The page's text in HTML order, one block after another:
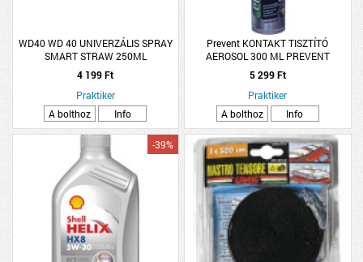
WD40 WD 40 UNIVERZÁLIS SPRAY
SMART STRAW 250ML
4 199 Ft
Praktiker
A bolthoz
Info
Prevent KONTAKT TISZTÍTÓ
AEROSOL 300 ML PREVENT
DISPLAYBE
5 299 Ft
Praktiker
A bolthoz
Info
-39%